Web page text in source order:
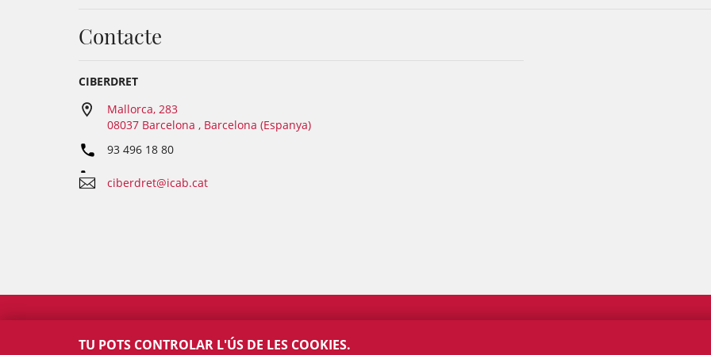
Contacte
CIBERDRET
Mallorca, 283
08037 Barcelona , Barcelona (Espanya)
93 496 18 80
ciberdret@icab.cat
TU POTS CONTROLAR L'ÚS DE LES COOKIES.